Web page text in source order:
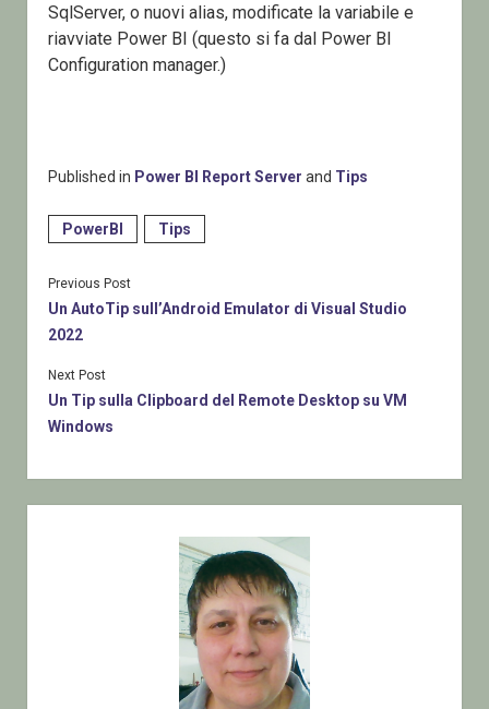
SqlServer, o nuovi alias, modificate la variabile e
riavviate Power BI (questo si fa dal Power BI
Configuration manager.)
Published in Power BI Report Server and Tips
PowerBI Tips
Previous Post
Un AutoTip sull’Android Emulator di Visual Studio
2022
Next Post
Un Tip sulla Clipboard del Remote Desktop su VM
Windows